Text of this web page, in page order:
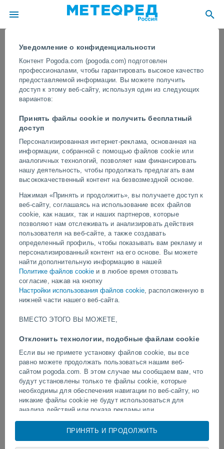
Уведомление о конфиденциальности
Контент Pogoda.com (pogoda.com) подготовлен
профессионалами, чтобы гарантировать высокое качество
предоставляемой информации. Вы можете получить
доступ к этому веб-сайту, используя один из следующих
вариантов:
Принять файлы cookie и получить бесплатный
доступ
Персонализированная интернет-реклама, основанная на
информации, собранной с помощью файлов cookie или
аналогичных технологий, позволяет нам финансировать
нашу деятельность, чтобы продолжать предлагать вам
высококачественный контент на безвозмездной основе.
Нажимая «Принять и продолжить», вы получаете доступ к
веб-сайту, соглашаясь на использование всех файлов
cookie, как наших, так и наших партнеров, которые
позволяют нам отслеживать и анализировать действия
пользователя на веб-сайте, а также создавать
определенный профиль, чтобы показывать вам рекламу и
персонализированный контент на его основе. Вы можете
найти дополнительную информацию в нашей
Политике файлов cookie и в любое время отозвать
согласие, нажав на кнопку
Настройки использования файлов cookie, расположенную в
нижней части нашего веб-сайта.
ВМЕСТО ЭТОГО ВЫ МОЖЕТЕ,
Отклонить технологии, подобные файлам cookie
Если вы не примете установку файлов cookie, вы все
равно можете продолжать пользоваться нашим веб-
сайтом pogoda.com. В этом случае мы сообщаем вам, что
будут установлены только те файлы cookie, которые
необходимы для обеспечения навигации по веб-сайту, но
никакие файлы cookie не будут использоваться для
анализа действий или показа рекламы или
персонализированного контента, однако вы сможете
просматривать общую неперсонализированную рекламу.
ПРИНЯТЬ И ПРОДОЛЖИТЬ
Сильный град обрушился на
провинцию Верона в Италии,
причинив огромный ущерб
Град был достаточно крупным, чтобы повредить автомобили,
крыши, посевы и уличную мебель. Также сообщалось о
сильных дождях.
видео
Тайфун «Дельфин» обрушился на
несколько районов Китая.
Торнадо обрушился на
Сул, Бразилия.
Следуйте за нами